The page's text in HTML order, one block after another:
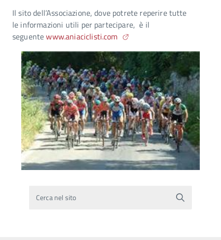
Il sito dell’Associazione, dove potrete reperire tutte
le informazioni utili per partecipare, è il
seguentewww.aniaciclisti.com
Cerca nel sito